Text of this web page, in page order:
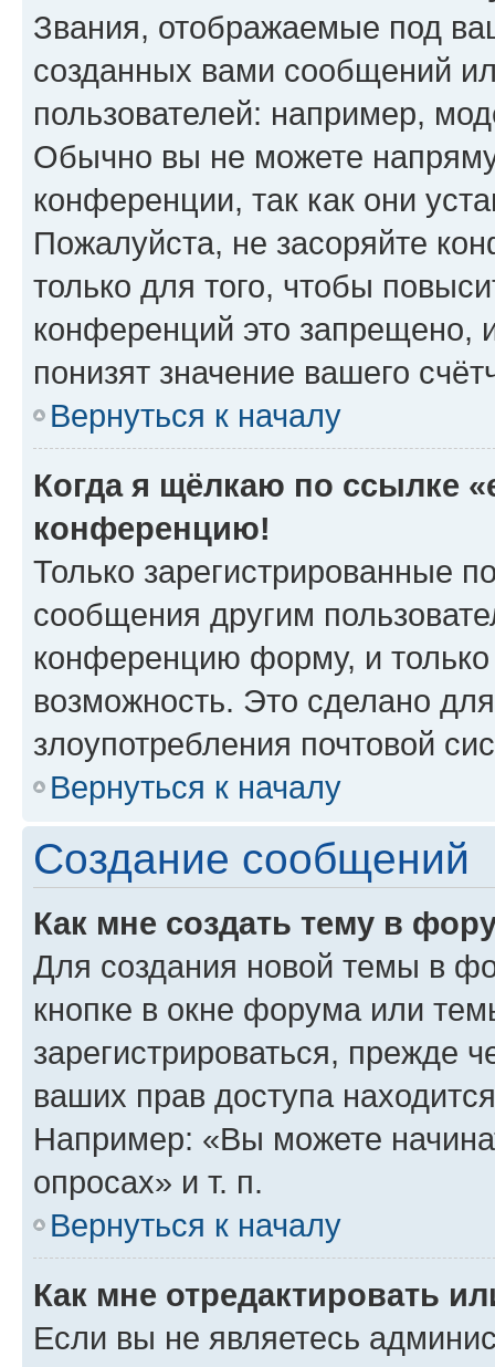
Звания, отображаемые под
созданных вами сообщений
пользователей: например,
Обычно вы не можете
конференции, так как они
Пожалуйста, не засоряйте
только для того, чтобы
конференций это запрещено,
понизят значение вашего
Вернуться к началу
Когда я щёлкаю по ссылке
конференцию!
Только зарегистрированные
сообщения другим
конференцию форму, и
возможность. Это сделано
злоупотребления почтовой
Вернуться к началу
Создание сообщений
Как мне создать тему в
Для создания новой темы в
кнопке в окне форума или
зарегистрироваться, прежде
ваших прав доступа
Например: «Вы можете
опросах» и т. п.
Вернуться к началу
Как мне отредактировать
Если вы не являетесь